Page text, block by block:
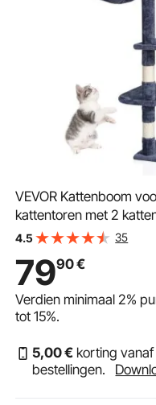
VEVOR Kattenboom
kattentoren met 2
zitstok, springplatforms,
4.5 35
7990€
Verdien minimaal2%
tot15%.
5,00€ korting
bestellingen.